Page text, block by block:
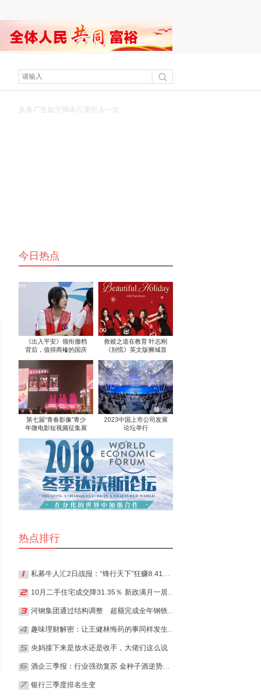
多条广告如下脚本只需引入一次
今日热点
《出入平安》领衔撤档
背后，值得商榷的国庆
救赎之道在教育 叶志刚
《别慌》英文版狮城首
第七届“青春影像”青少
年微电影短视频征集展
2023中国上市公司发展
论坛举行
热点排行
央妈接下来是放水还是收手，大佬们这么说
银行三季度排名生变